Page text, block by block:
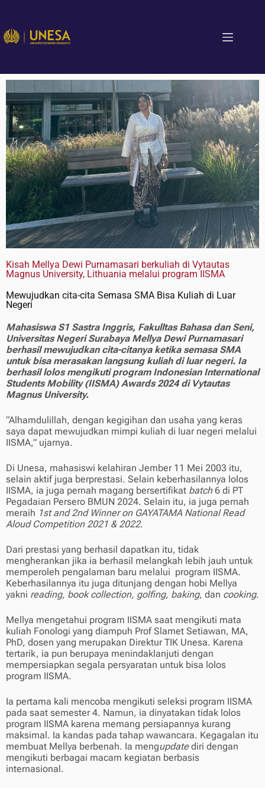
Kisah Mellya Dewi Purnamasari berkuliah di Vytautas
Magnus University, Lithuania melalui program IISMA
Mewujudkan cita-cita Semasa SMA Bisa Kuliah di Luar
Negeri
Mahasiswa S1 Sastra Inggris, Fakulltas Bahasa dan Seni,
Universitas Negeri Surabaya Mellya Dewi Purnamasari
berhasil mewujudkan cita-citanya ketika semasa SMA
untuk bisa merasakan langsung kuliah di luar negeri. Ia
berhasil lolos mengikuti program Indonesian International
Students Mobility (IISMA) Awards 2024 di Vytautas
Magnus University.
“Alhamdulillah, dengan kegigihan dan usaha yang keras
saya dapat mewujudkan mimpi kuliah di luar negeri melalui
IISMA,” ujarnya.
Di Unesa, mahasiswi kelahiran Jember 11 Mei 2003 itu,
selain aktif juga berprestasi. Selain keberhasilannya lolos
IISMA, ia juga pernah magang bersertifikat batch6 di PT
Pegadaian Persero BMUN 2024. Selain itu, ia juga pernah
meraih 1st and 2nd Winner on GAYATAMA National Read
Aloud Competition 2021 & 2022.
Dari prestasi yang berhasil dapatkan itu, tidak
mengherankan jika ia berhasil melangkah lebih jauh untuk
memperoleh pengalaman baru melalui program IISMA.
Keberhasilannya itu juga ditunjang dengan hobi Mellya
yakni reading, book collection, golfing, baking, dan cooking.
Mellya mengetahui program IISMA saat mengikuti mata
kuliah Fonologi yang diampuh Prof Slamet Setiawan, MA,
PhD, dosen yang merupakan Direktur TIK Unesa. Karena
tertarik, ia pun berupaya menindaklanjuti dengan
mempersiapkan segala persyaratan untuk bisa lolos
program IISMA.
Ia pertama kali mencoba mengikuti seleksi program IISMA
pada saat semester 4. Namun, ia dinyatakan tidak lolos
program IISMA karena memang persiapannya kurang
maksimal. Ia kandas pada tahap wawancara. Kegagalan itu
membuat Mellya berbenah. Ia mengupdate diri dengan
mengikuti berbagai macam kegiatan berbasis
internasional.